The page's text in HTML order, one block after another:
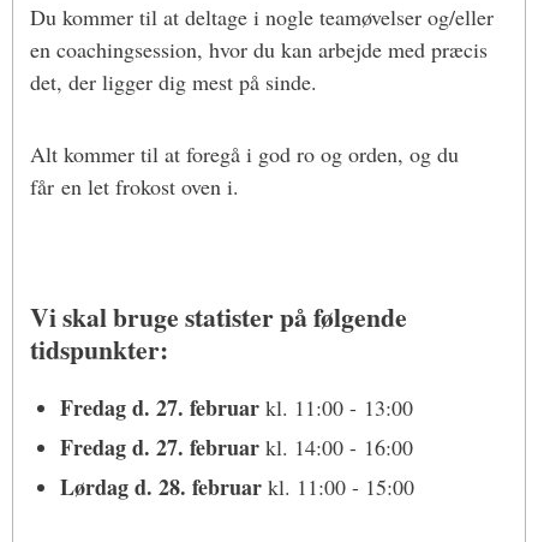
Du kommer til at deltage i nogle teamøvelser og/eller
en coachingsession, hvor du kan arbejde med præcis
det, der ligger dig mest på sinde.
Alt kommer til at foregå i god ro og orden, og du
får en let frokost oven i.
Vi skal bruge statister på følgende
tidspunkter:
Fredag d. 27. februar kl. 11:00 - 13:00
Fredag d. 27. februar kl. 14:00 - 16:00
Lørdag d. 28. februar kl. 11:00 - 15:00